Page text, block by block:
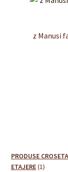
z Manusi
PRODUSE
ETAJERE 11